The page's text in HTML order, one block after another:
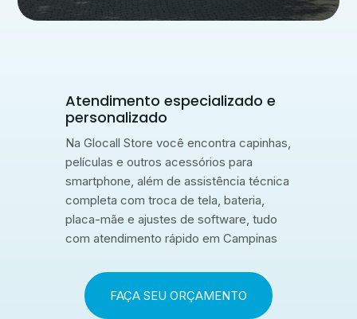
Atendimento especializado e
personalizado
Na Glocall Store você encontra capinhas,
películas e outros acessórios para
smartphone, além de assistência técnica
completa com troca de tela, bateria,
placa-mãe e ajustes de software, tudo
com atendimento rápido em Campinas
FAÇA SEU ORÇAMENTO